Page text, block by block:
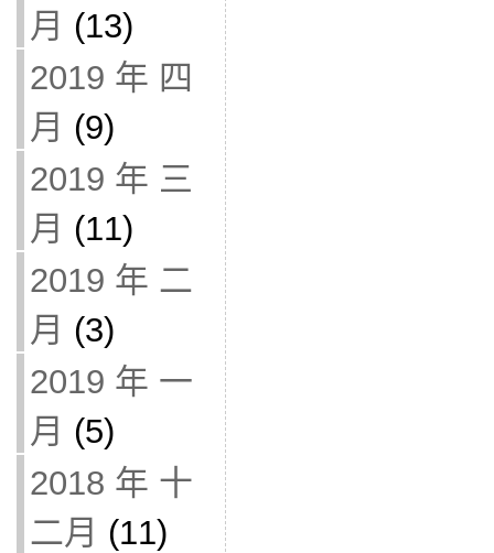
月 (13)
2019 年 四
月 (9)
2019 年 三
月 (11)
2019 年 二
月 (3)
2019 年 一
月 (5)
2018 年 十
二月 (11)